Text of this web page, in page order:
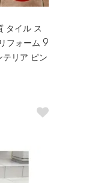
タイル ス
フォーム 9
テリア ピン